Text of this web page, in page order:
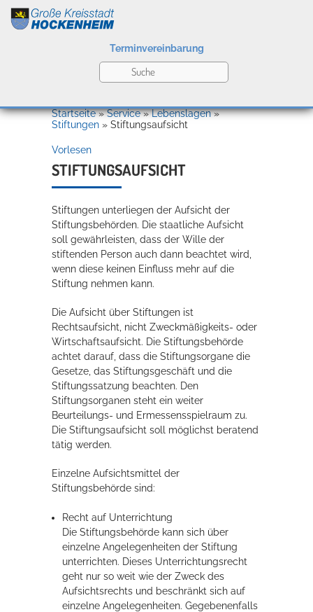
Kultur
Bildung
Wirtschaft
Rathaus
Service
Terminvereinbarung
Willkommen in Hockenheim
Konzerte, Tagungen und vieles mehr
Die Stadthalle Hockenheim bietet den perfekten Standort für Events
mehr dazu...
Startseite»Service»Lebenslagen»
Stiftungen » Stiftungsaufsicht
Vorlesen
STIFTUNGSAUFSICHT
Stiftungen unterliegen der Aufsicht der
Stiftungsbehörden. Die staatliche Aufsicht
soll gewährleisten, dass der Wille der
stiftenden Person auch dann beachtet wird,
wenn diese keinen Einfluss mehr auf die
Stiftung nehmen kann.
Die Aufsicht über Stiftungen ist
Rechtsaufsicht, nicht Zweckmäßigkeits- oder
Wirtschaftsaufsicht. Die Stiftungsbehörde
achtet darauf, dass die Stiftungsorgane die
Gesetze, das Stiftungsgeschäft und die
Stiftungssatzung beachten. Den
Stiftungsorganen steht ein weiter
Beurteilungs- und Ermessensspielraum zu.
Die Stiftungsaufsicht soll möglichst beratend
tätig werden.
Einzelne Aufsichtsmittel der
Stiftungsbehörde sind:
Recht auf Unterrichtung
Die Stiftungsbehörde kann sich über
einzelne Angelegenheiten der Stiftung
unterrichten. Dieses Unterrichtungsrecht
geht nur so weit wie der Zweck des
Aufsichtsrechts und beschränkt sich auf
einzelne Angelegenheiten. Gegebenenfalls